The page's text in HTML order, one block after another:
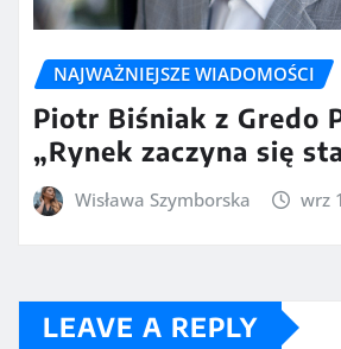
NAJWAŻNIEJSZE WIADOMOŚCI
Piotr Biśniak z Gredo
„Rynek zaczyna się
Wisława Szymborska wrz
LEAVE A REPLY